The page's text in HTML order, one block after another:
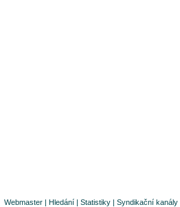
Webmaster | Hledání | Statistiky | Syndikační kanály